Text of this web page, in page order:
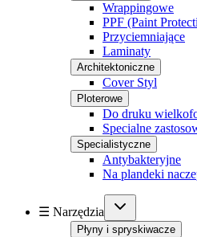
Wrappingowe
PPF (Paint
Przyciemniające
Laminaty
Architektoniczne
Cover Styl
Ploterowe
Do druku
Specialne
Specialistyczne
Antybakteryjne
Na plandeki
☰ Narzędzia
Płyny i spryskiwacze